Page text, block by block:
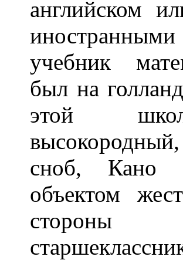
английском
иностранными
учебник
был на
этой
сноб, Кано
объектом